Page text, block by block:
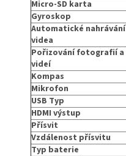
Micro-SD karta
Gyroskop
Automatické nahrávání
videa
Pořizování fotografií a
videí
Kompas
Mikrofon
USB Typ
HDMI výstup
Přísvit
Vzdálenost přísvitu
Typ baterie